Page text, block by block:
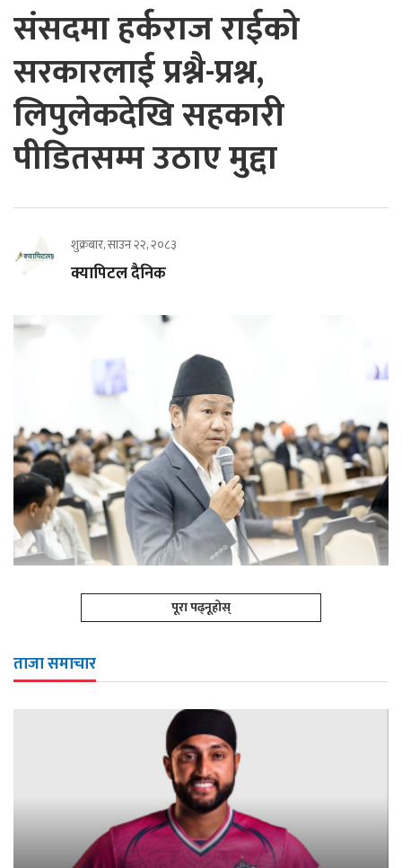
संसदमा हर्कराज राईको
सरकारलाई प्रश्नै-प्रश्न,
लिपुलेकदेखि सहकारी
पीडितसम्म उठाए मुद्दा
शुक्रबार, साउन २२, २०८३
क्यापिटल दैनिक
पूरा पढ्नूहोस्
ताजा समाचार